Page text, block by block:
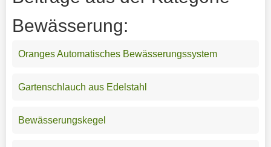
Bewässerung:
Oranges Automatisches Bewässerungssystem
Gartenschlauch aus Edelstahl
Bewässerungskegel